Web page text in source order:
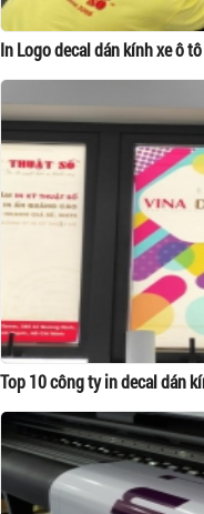
In Logo decal dán kính xe ô
Top 10 công ty in decal dán